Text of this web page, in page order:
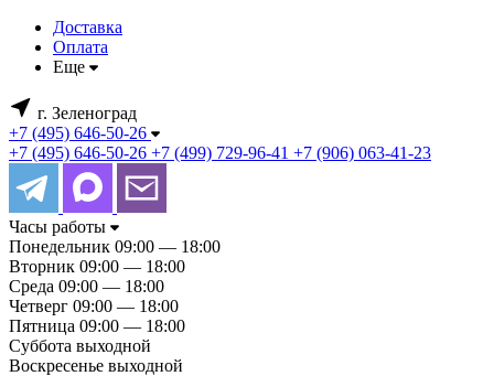
Доставка
Оплата
Еще
г. Зеленоград
+7 (495) 646-50-26
+7 (495) 646-50-26 +7 (499) 729-96-41 +7 (906) 063-41-23
Часы работы
Понедельник 09:00 — 18:00
Вторник 09:00 — 18:00
Среда 09:00 — 18:00
Четверг 09:00 — 18:00
Пятница 09:00 — 18:00
Суббота выходной
Воскресенье выходной